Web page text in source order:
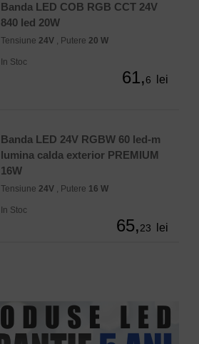
Banda LED COB RGB CCT 24V
840 led 20W
Tensiune 24V , Putere 20 W
In Stoc
61,6 lei
Banda LED 24V RGBW 60 led-m
lumina calda exterior PREMIUM
16W
Tensiune 24V , Putere 16 W
In Stoc
65,23 lei